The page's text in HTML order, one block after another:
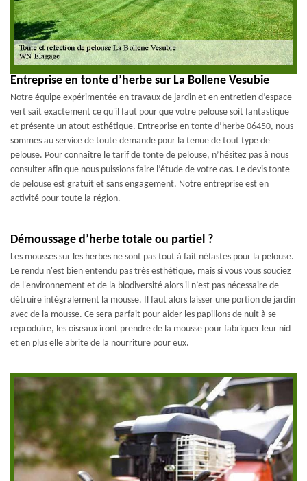
Entreprise en tonte d’herbe sur La Bollene Vesubie
Notre équipe expérimentée en travaux de jardin et en entretien d’espace
vert sait exactement ce qu'il faut pour que votre pelouse soit fantastique
et présente un atout esthétique. Entreprise en tonte d’herbe 06450, nous
sommes au service de toute demande pour la tenue de tout type de
pelouse. Pour connaître le tarif de tonte de pelouse, n’hésitez pas à nous
consulter afin que nous puissions faire l’étude de votre cas. Le devis tonte
de pelouse est gratuit et sans engagement. Notre entreprise est en
activité pour toute la région.
Démoussage d’herbe totale ou partiel ?
Les mousses sur les herbes ne sont pas tout à fait néfastes pour la pelouse.
Le rendu n'est bien entendu pas très esthétique, mais si vous vous souciez
de l'environnement et de la biodiversité alors il n’est pas nécessaire de
détruire intégralement la mousse. Il faut alors laisser une portion de jardin
avec de la mousse. Ce sera parfait pour aider les papillons de nuit à se
reproduire, les oiseaux iront prendre de la mousse pour fabriquer leur nid
et en plus elle abrite de la nourriture pour eux.